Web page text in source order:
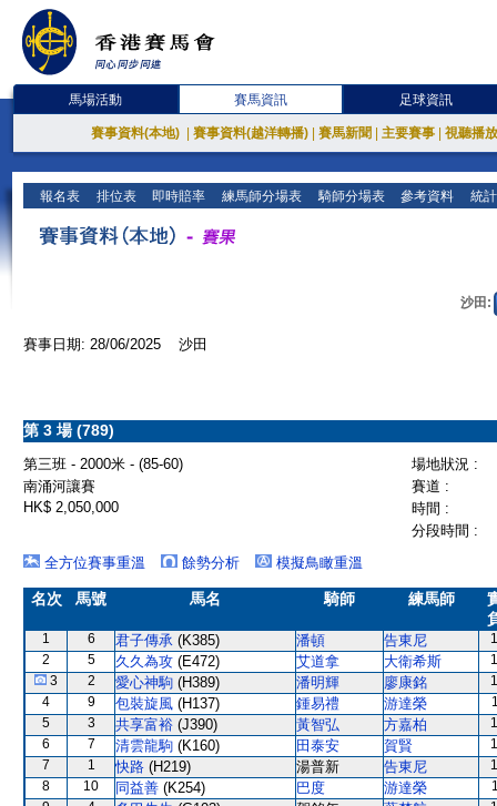
馬場活動 賽馬資訊 足球資訊
賽事資料(本地) 賽事資料(越洋轉播) 賽馬新聞 主要賽事 視聽播
報名表 排位表 即時賠率 練馬師分場表 騎師分場表 參考資料 統
沙田:
賽事日期: 28/06/2025 沙田
第 3 場 (789)
第三班 - 2000米 - (85-60)
場地狀況 :
南涌河讓賽
賽道 :
HK$ 2,050,000
時間 :
分段時間 :
全方位賽事重溫
餘勢分析 模擬鳥瞰重溫
名次 馬號 馬名 騎師 練馬師
1 6 君子傳承 (K385) 潘頓 告東尼
2
5 久久為攻 (E472) 艾道拿 大衛希斯
3
2 愛心神駒 (H389) 潘明輝 廖康銘
4
9 包裝旋風 (H137) 鍾易禮 游達榮
5
3 共享富裕 (J390) 黃智弘 方嘉柏
6
7 清雲龍駒 (K160) 田泰安 賀賢
7
1 快路 (H219) 湯普新 告東尼
8
10 同益善 (K254) 巴度 游達榮